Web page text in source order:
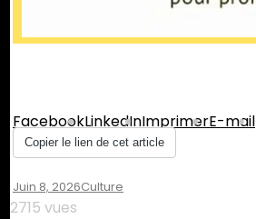
FacebookLinkedInImprimerE-mail
Copier le lien de cet article
Juin 8, 2026Culture
2715 vues